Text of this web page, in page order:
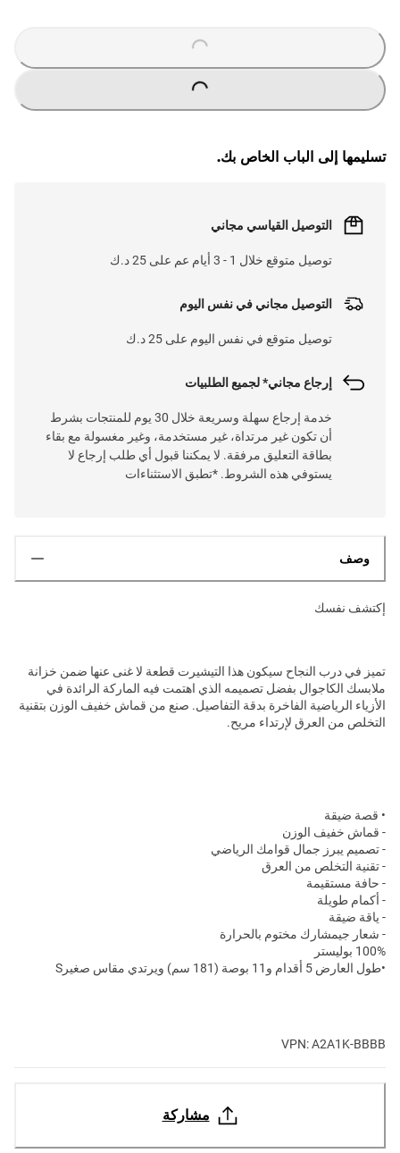
L
.
تسليمها إلى الباب الخاص بك.
التوصيل القياسي مجاني
توصيل متوقع خلال 1 - 3 أيام عم على 25 د.ك
التوصيل مجاني في نفس اليوم
توصيل متوقع في نفس اليوم على 25 د.ك
إرجاع مجاني* لجميع الطلبيات
خدمة إرجاع سهلة وسريعة خلال 30 يوم للمنتجات بشرط
أن تكون غير مرتداة، غير مستخدمة، وغير مغسولة مع بقاء
بطاقة التعليق مرفقة. لا يمكننا قبول أي طلب إرجاع لا
يستوفي هذه الشروط. *تطبق الاستثناءات
وصف
إكتشف نفسك
تميز في درب النجاح سيكون هذا التيشيرت قطعة لا غنى عنها ضمن خزانة
ملابسك الكاجوال بفضل تصميمه الذي اهتمت فيه الماركة الرائدة في
الأزياء الرياضية الفاخرة بدقة التفاصيل. صنع من قماش خفيف الوزن بتقنية
التخلص من العرق لإرتداء مريح.
• قصة ضيقة
- قماش خفيف الوزن
- تصميم يبرز جمال قوامك الرياضي
- تقنية التخلص من العرق
- حافة مستقيمة
- أكمام طويلة
- ياقة ضيقة
- شعار جيمشارك مختوم بالحرارة
100% بوليستر
•طول العارض 5 أقدام و11 بوصة (181 سم) ويرتدي مقاس صغيرS
VPN: A2A1K-BBBB
مشاركة